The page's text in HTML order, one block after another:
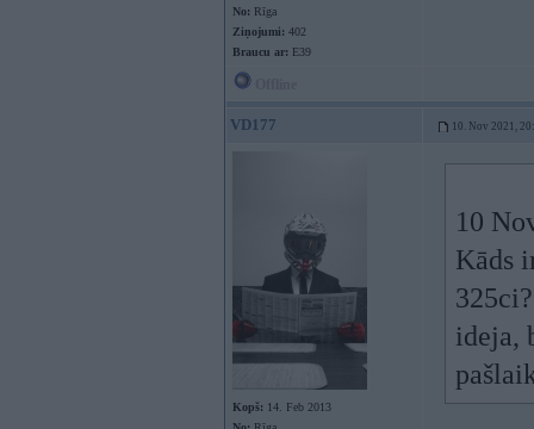
No: Rīga
Ziņojumi: 402
Braucu ar: E39
VD177 10. Nov 2021,
Kopš: 14. Feb 2013
10
Kāds
ideja,